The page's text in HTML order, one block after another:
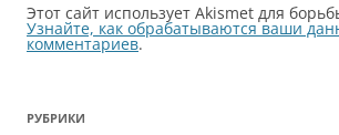
Этот сайт использует Akismet для
Узнайте, как обрабатываются ваши
комментариев.
РУБРИКИ